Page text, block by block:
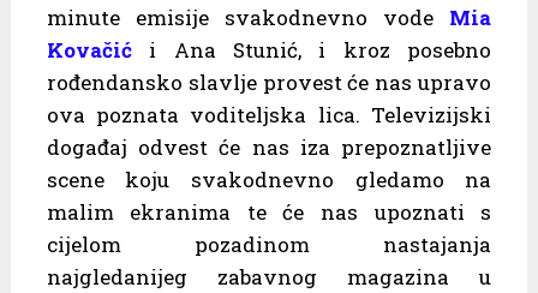
minute emisije svakodnevno vode Mia
Kovačići Ana Stunić, i kroz posebno
rođendansko slavlje provest će nas upravo
ova poznata voditeljska lica. Televizijski
događaj odvest će nas iza prepoznatljive
scene koju svakodnevno gledamo na
malim ekranima te će nas upoznati s
cijelom pozadinom nastajanja
najgledanijeg zabavnog magazina u